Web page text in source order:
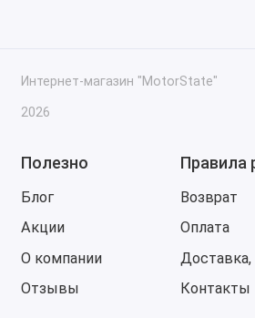
Интернет-магазин "MotorState"
2026
Полезно
Блог
Акции
О компании
Отзывы
Правила
Возврат
Оплата
Доставка,
Контакты